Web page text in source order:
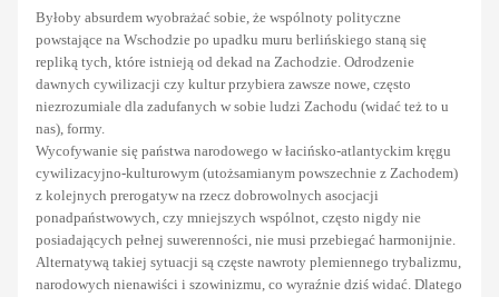
Byłoby absurdem wyobrażać sobie, że wspólnoty polityczne
powstające na Wschodzie po upadku muru berlińskiego staną się
repliką tych, które istnieją od dekad na Zachodzie. Odrodzenie
dawnych cywilizacji czy kultur przybiera zawsze nowe, często
niezrozumiale dla zadufanych w sobie ludzi Zachodu (widać też to u
nas), formy.
Wycofywanie się państwa narodowego w łacińsko-atlantyckim kręgu
cywilizacyjno-kulturowym (utożsamianym powszechnie z Zachodem)
z kolejnych prerogatyw na rzecz dobrowolnych asocjacji
ponadpaństwowych, czy mniejszych wspólnot, często nigdy nie
posiadających pełnej suwerenności, nie musi przebiegać harmonijnie.
Alternatywą takiej sytuacji są częste nawroty plemiennego trybalizmu,
narodowych nienawiści i szowinizmu, co wyraźnie dziś widać. Dlatego